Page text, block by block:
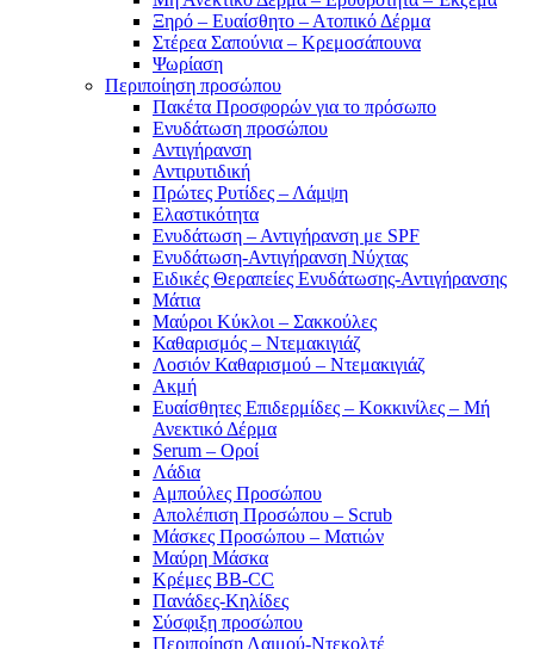
Ξηρό – Ευαίσθητο – Ατοπικό Δέρμα
Στέρεα Σαπούνια – Κρεμοσάπουνα
Ψωρίαση
Περιποίηση προσώπου
Πακέτα Προσφορών για το πρόσωπο
Ενυδάτωση προσώπου
Αντιγήρανση
Αντιρυτιδική
Πρώτες Ρυτίδες – Λάμψη
Ελαστικότητα
Ενυδάτωση – Αντιγήρανση με SPF
Ενυδάτωση-Αντιγήρανση Νύχτας
Ειδικές Θεραπείες Ενυδάτωσης-Αντιγήρανσης
Μάτια
Μαύροι Κύκλοι – Σακκούλες
Καθαρισμός – Ντεμακιγιάζ
Λοσιόν Καθαρισμού – Ντεμακιγιάζ
Ακμή
Ευαίσθητες Επιδερμίδες – Κοκκινίλες – Μή
Ανεκτικό Δέρμα
Serum – Οροί
Λάδια
Αμπούλες Προσώπου
Απολέπιση Προσώπου – Scrub
Μάσκες Προσώπου – Ματιών
Μαύρη Μάσκα
Κρέμες BB-CC
Πανάδες-Κηλίδες
Σύσφιξη προσώπου
Περιποίηση Λαιμού-Ντεκολτέ